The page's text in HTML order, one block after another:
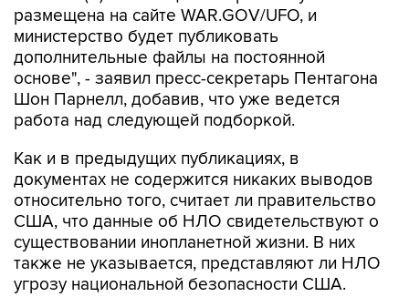
размещена на сайте WAR.GOV/UFO, и
министерство будет публиковать
дополнительные файлы на постоянной
основе", - заявил пресс-секретарь Пентагона
Шон Парнелл, добавив, что уже ведется
работа над следующей подборкой.
Как и в предыдущих публикациях, в
документах не содержится никаких выводов
относительно того, считает ли правительство
США, что данные об НЛО свидетельствуют о
существовании инопланетной жизни. В них
также не указывается, представляют ли НЛО
угрозу национальной безопасности США.